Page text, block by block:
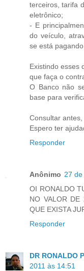
terceiros, tarifa
eletrônico;
- E
do veículo,
se está
Existindo esses
que faça o
O Banco não
base para
Consultar
Espero ter
Responder
Anônimo 27
OI RONALDO
NO VALOR
QUE EXISTA
Responder
DR RONALDO
2011 às 14:51